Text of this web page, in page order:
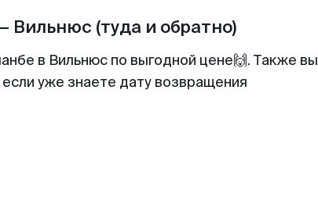
Вильнюс (туда и обратно)
в Вильнюс по выгодной цене🙌. Также вы
уже знаете дату возвращения